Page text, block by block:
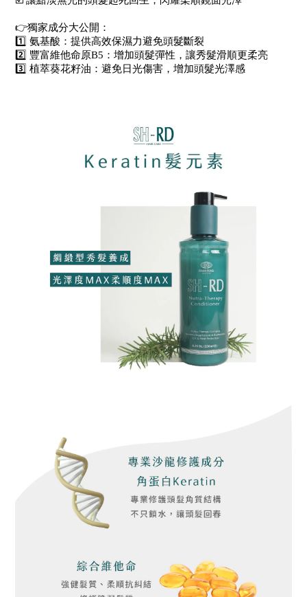
👉獨家成分大公開：
1️⃣ 氨基酸：提供高效保濕力避免頭髮斷裂
2️⃣ 豐富維他命原B5：增加頭髮彈性，讓秀髮滑順更柔亮
3️⃣ 植萃葵花籽油：避免日光傷害，增加頭髮光澤感